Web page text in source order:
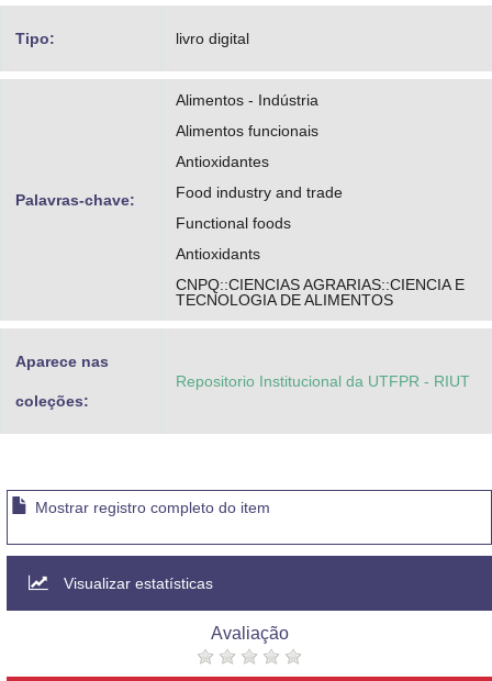
Tipo: livro digital
Palavras-chave:
Alimentos - Indústria
Alimentos funcionais
Antioxidantes
Food industry and trade
Functional foods
Antioxidants
CNPQ::CIENCIAS AGRARIAS::CIENCIA E
TECNOLOGIA DE ALIMENTOS
Aparece nas
coleções:
Repositorio Institucional da UTFPR - RIUT
Mostrar registro completo do item
Visualizar estatísticas
Avaliação